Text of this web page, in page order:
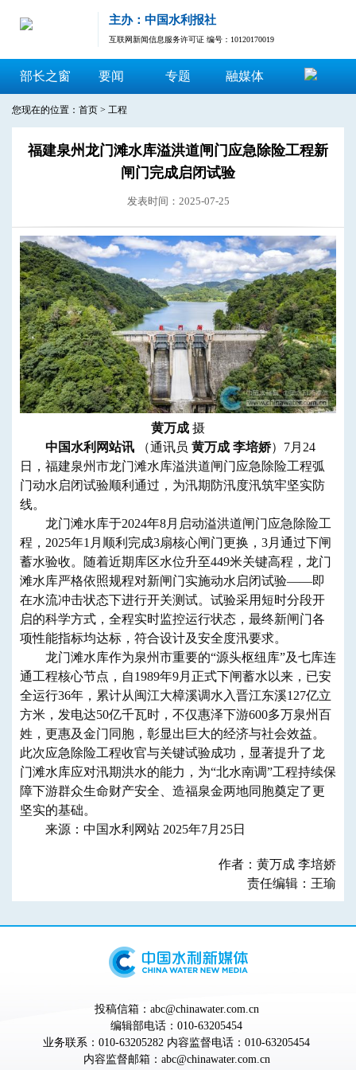
主办：中国水利报社
互联网新闻信息服务许可证 编号：10120170019
部长之窗 要闻 专题 融媒体
您现在的位置： 首页 > 工程
福建泉州龙门滩水库溢洪道闸门应急除险工程新
闸门完成启闭试验
发表时间：2025-07-25
黄万成 摄
中国水利网站讯 （通讯员 黄万成 李培娇）7月24
日，福建泉州市龙门滩水库溢洪道闸门应急除险工程弧
门动水启闭试验顺利通过，为汛期防汛度汛筑牢坚实防
线。
龙门滩水库于2024年8月启动溢洪道闸门应急除险工
程，2025年1月顺利完成3扇核心闸门更换，3月通过下闸
蓄水验收。随着近期库区水位升至449米关键高程，龙门
滩水库严格依照规程对新闸门实施动水启闭试验——即
在水流冲击状态下进行开关测试。试验采用短时分段开
启的科学方式，全程实时监控运行状态，最终新闸门各
项性能指标均达标，符合设计及安全度汛要求。
龙门滩水库作为泉州市重要的“源头枢纽库”及七库连
通工程核心节点，自1989年9月正式下闸蓄水以来，已安
全运行36年，累计从闽江大樟溪调水入晋江东溪127亿立
方米，发电达50亿千瓦时，不仅惠泽下游600多万泉州百
姓，更惠及金门同胞，彰显出巨大的经济与社会效益。
此次应急除险工程收官与关键试验成功，显著提升了龙
门滩水库应对汛期洪水的能力，为“北水南调”工程持续保
障下游群众生命财产安全、造福泉金两地同胞奠定了更
坚实的基础。
来源：中国水利网站 2025年7月25日
作者：黄万成 李培娇
责任编辑：王瑜
投稿信箱：abc@chinawater.com.cn
编辑部电话：010-63205454
业务联系：010-63205282 内容监督电话：010-63205454
内容监督邮箱：abc@chinawater.com.cn